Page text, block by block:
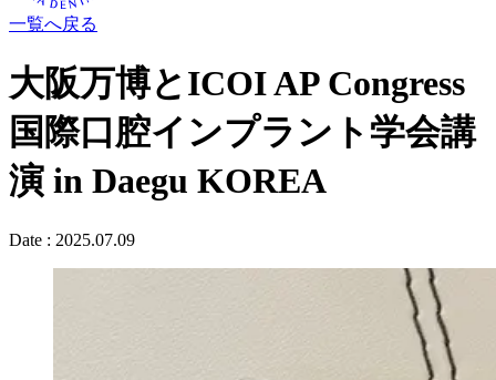
一覧へ戻る
大阪万博とICOI AP Congress
国際口腔インプラント学会講
演 in Daegu KOREA
Date : 2025.07.09